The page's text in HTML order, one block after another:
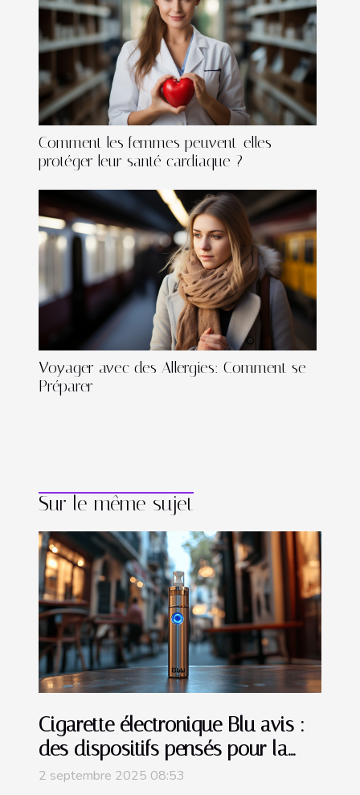
Comment les femmes peuvent-elles
protéger leur santé cardiaque ?
Voyager avec des Allergies: Comment se
Préparer
Sur le même sujet
Cigarette électronique Blu avis :
des dispositifs pensés pour la
mobilité
2 septembre 2025 08:53